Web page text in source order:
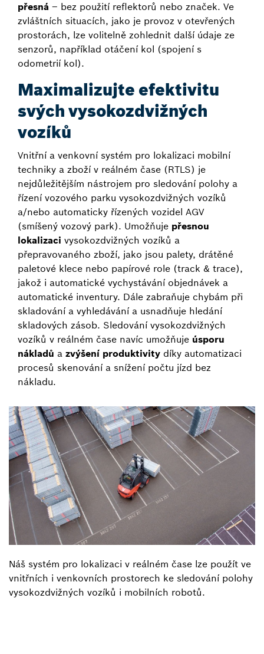
přesná – bez použití reflektorů nebo značek. Ve
zvláštních situacích, jako je provoz v otevřených
prostorách, lze volitelně zohlednit další údaje ze
senzorů, například otáčení kol (spojení s
odometrií kol).
Maximalizujte efektivitu
svých vysokozdvižných
vozíků
Vnitřní a venkovní systém pro lokalizaci mobilní
techniky a zboží v reálném čase (RTLS) je
nejdůležitějším nástrojem pro sledování polohy a
řízení vozového parku vysokozdvižných vozíků
a/nebo automaticky řízených vozidel AGV
(smíšený vozový park). Umožňuje přesnou
lokalizaci vysokozdvižných vozíků a
přepravovaného zboží, jako jsou palety, drátěné
paletové klece nebo papírové role (track & trace),
jakož i automatické vychystávání objednávek a
automatické inventury. Dále zabraňuje chybám při
skladování a vyhledávání a usnadňuje hledání
skladových zásob. Sledování vysokozdvižných
vozíků v reálném čase navíc umožňuje úsporu
nákladů a zvýšení produktivity díky automatizaci
procesů skenování a snížení počtu jízd bez
nákladu.
Náš systém pro lokalizaci v reálném čase lze použít ve
vnitřních i venkovních prostorech ke sledování polohy
vysokozdvižných vozíků i mobilních robotů.